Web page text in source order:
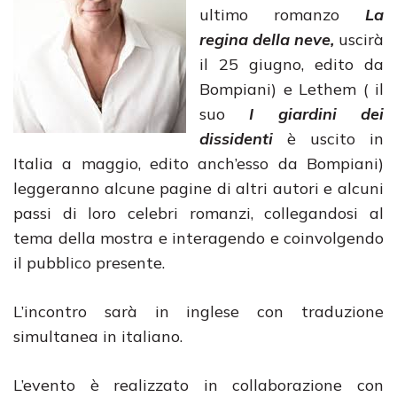
ultimo romanzo La
regina della neve, uscirà
il 25 giugno, edito da
Bompiani) e Lethem ( il
suoI giardini dei
dissidenti è uscito in
Italia a maggio, edito anch’esso da Bompiani)
leggeranno alcune pagine di altri autori e alcuni
passi di loro celebri romanzi, collegandosi al
tema della mostra e interagendo e coinvolgendo
il pubblico presente.
L’incontro sarà in inglese con traduzione
simultanea in italiano.
L’evento è realizzato in collaborazione con